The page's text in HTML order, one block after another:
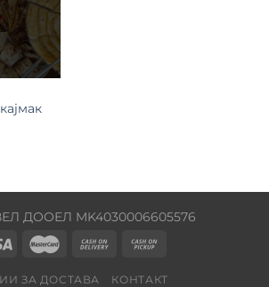
ДООЕЛ MK4030006605576
ЗА ДОСТАВА КОНТАКТ